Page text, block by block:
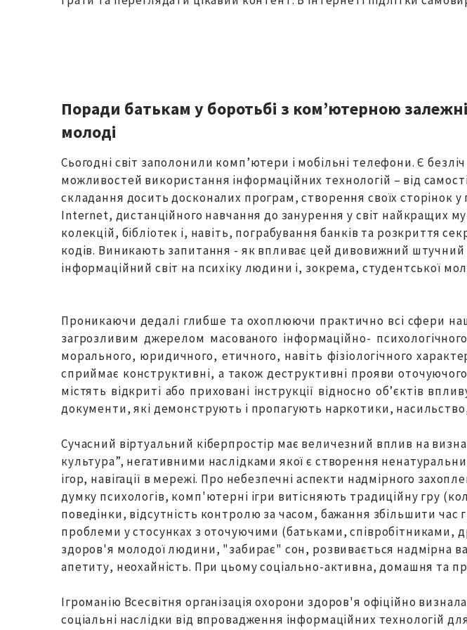
Поради батькам у боротьбі з ком’ютерною
молоді
Сьогодні світ заполонили комп’ютери і мобільні телефони. Є безліч
можливостей використання інформаційних технологій – від
складання досить досконалих програм, створення своїх сторінок у
Internet, дистанційного навчання до занурення у світ найкращих
колекцій, бібліотек і, навіть, пограбування банків та розкриття
кодів. Виникають запитання - як впливає цей дивовижний штучний
інформаційний світ на психіку людини і, зокрема, студентської
Проникаючи дедалі глибше та охоплюючи практично всі сфери
загрозливим джерелом масованого інформаційно-
морального, юридичного, етичного, навіть фізіологічного
сприймає конструктивні, а також деструктивні прояви
містять відкриті або приховані інструкції відносно об’єктів
документи, які демонструють і пропагують наркотики, насильство,
Сучасний віртуальний кіберпростір має величезний вплив на
культура”, негативними наслідками якої є створення
ігор, навігації в мережі. Про небезпечні аспекти надмірного
думку психологів, комп'ютерні ігри витісняють традиційну гру
поведінки, відсутність контролю за часом, бажання збільшити
проблеми у стосунках з оточуючими (батьками,
здоров'я молодої людини, "забирає" сон, розвивається надмірна
апетиту, неохайність. При цьому соціально-активна, домашня та
Ігроманію Всесвітня організація охорони здоров'я офіційно
соціальні наслідки від впровадження інформаційних технологій